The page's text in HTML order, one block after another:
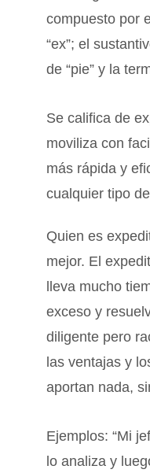
compuesto por
“ex”; el
de “pie” y la
Se califica de
moviliza con
más rápida y
cualquier tipo
Quien es
mejor. El
lleva mucho
exceso y
diligente pero
las ventajas y
aportan nada,
Ejemplos: “Mi
lo analiza y